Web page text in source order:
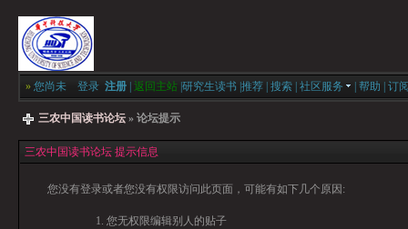
» 您尚未 登录 注册 返回主站 研究生读书 推荐 搜索 社区服务 帮助 订
三农中国读书论坛 » 论坛提示
三农中国读书论坛 提示信息
您没有登录或者您没有权限访问此页面，可能有如下几个原因:
您无权限编辑别人的贴子